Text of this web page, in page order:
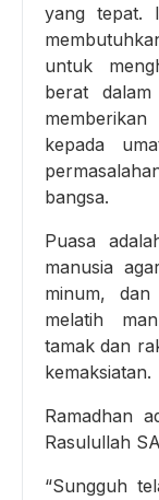
yang tepat.
untuk
berat
kepada
bangsa.
Puasa
manusia
minum,
melatih
tamak dan
kemaksiatan.
Ramadhan
Rasulullah
“Sungguh